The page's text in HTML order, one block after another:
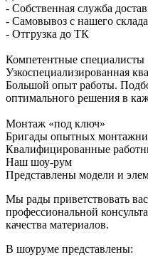
- Собственная служба
- Самовывоз с нашего склада
- Отгрузка до ТК
Компетентные специалисты
Узкоспециализированная
Большой опыт работы.
оптимального решения в
Монтаж «под ключ»
Бригады опытных
Квалифицированные
Наш шоу-рум
Представлены модели и
Мы рады приветствовать
профессиональной
качества материалов.
В шоуруме представлены: